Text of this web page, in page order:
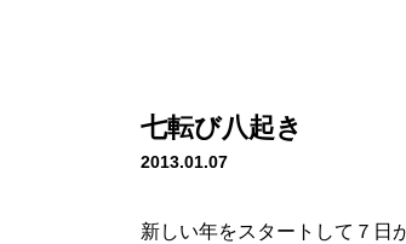
七転び八起き
2013.01.07
新しい年をスタートして７日